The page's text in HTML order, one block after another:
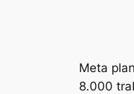
Meta
8.000